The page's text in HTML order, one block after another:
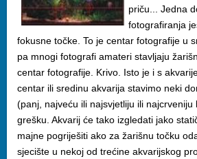
priču... Jedna
fotografiranja
fokusne točke. To je centar fotografije u
pa mnogi fotografi amateri stavljaju
centar fotografije. Krivo. Isto je i s
centar ili sredinu akvarija stavimo neki
(panj, najveću ili najsvjetliju ili najcrveniju
grešku. Akvarij će tako izgledati jako
majne pogriješiti ako za žarišnu točku
sjecište u nekoj od trećine akvarijskog